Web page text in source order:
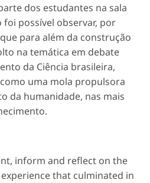
dos estudantes na sala
foi possível observar, por
para além da construção
na temática em debate
da Ciência brasileira,
uma mola propulsora
da humanidade, nas mais
inform and reflect on the
that culminated in